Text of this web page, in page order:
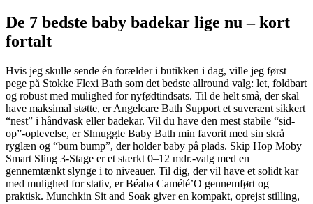
De 7 bedste baby badekar lige nu – kort
fortalt
Hvis jeg skulle sende én forælder i butikken i dag, ville jeg først
pege på Stokke Flexi Bath som det bedste allround valg: let, foldbart
og robust med mulighed for nyfødtindsats. Til de helt små, der skal
have maksimal støtte, er Angelcare Bath Support et suverænt sikkert
“nest” i håndvask eller badekar. Vil du have den mest stabile “sid-
op”-oplevelse, er Shnuggle Baby Bath min favorit med sin skrå
ryglæn og “bum bump”, der holder baby på plads. Skip Hop Moby
Smart Sling 3-Stage er et stærkt 0–12 mdr.-valg med en
gennemtænkt slynge i to niveauer. Til dig, der vil have et solidt kar
med mulighed for stativ, er Béaba Camélé’O gennemført og
praktisk. Munchkin Sit and Soak giver en kompakt, oprejst stilling,